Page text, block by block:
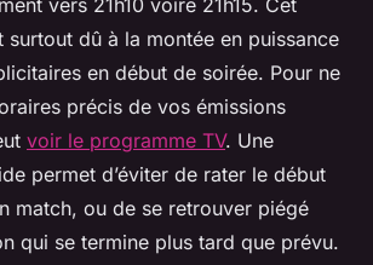
vers 21h10 voire 21h15. Cet
surtout dû à la montée en puissance
en début de soirée. Pour ne
précis de vos émissions
voir le programme TV. Une
permet d’éviter de rater le début
match, ou de se retrouver piégé
qui se termine plus tard que prévu.